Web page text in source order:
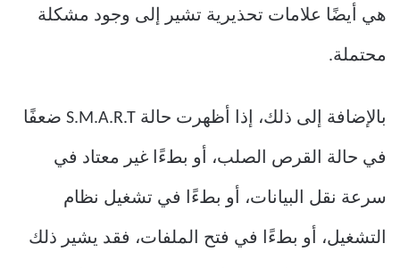
هي أيضًا علامات تحذيرية تشير إلى وجود مشكلة
محتملة.
بالإضافة إلى ذلك، إذا أظهرت حالة S.M.A.R.T ضعفًا
في حالة القرص الصلب، أو بطءًا غير معتاد في
سرعة نقل البيانات، أو بطءًا في تشغيل نظام
التشغيل، أو بطءًا في فتح الملفات، فقد يشير ذلك